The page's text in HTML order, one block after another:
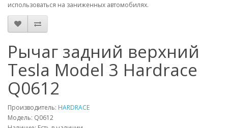
использоваться на заниженных автомобилях.
Рычаг задний верхний
Tesla Model 3 Hardrace
Q0612
Производитель: HARDRACE
Модель: Q0612